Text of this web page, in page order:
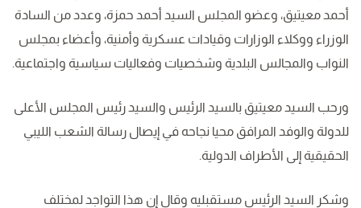
أحمد معيتيق، وعضو المجلس السيد أحمد حمزة، وعدد من السادة
الوزراء ووكلاء الوزارات وقيادات عسكرية وأمنية، وأعضاء بمجلس
النواب والمجالس البلدية وشخصيات وفعاليات سياسية واجتماعية.
ورحب السيد معيتيق بالسيد الرئيس والسيد رئيس المجلس الأعلى
للدولة والوفد المرافق محيا نجاحه في إيصال رسالة الشعب الليبي
الحقيقية إلى الأطراف الدولية.
وشكر السيد الرئيس مستقبليه وقال إن هذا التواجد لمختلف